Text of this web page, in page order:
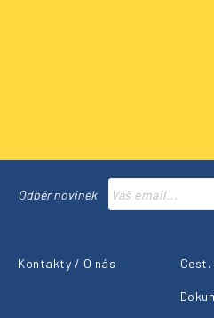
Odběr novinek
Kontakty / O nás Cest.